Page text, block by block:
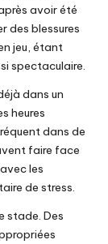
avoir été
des blessures
jeu, étant
spectaculaire.
dans un
heures
dans de
faire face
les
de stress.
stade. Des